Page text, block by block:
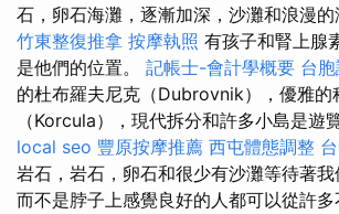
石，卵石海灘，逐漸加深，沙灘和浪漫的
竹東整復推拿 按摩執照 有孩子和腎上腺
是他們的位置。 記帳士-會計學概要 台
的杜布羅夫尼克（Dubrovnik），優雅的
（Korcula），現代拆分和許多小島是遊
local seo 豐原按摩推薦 西屯體態調整
岩石，岩石，卵石和很少有沙灘等待著
而不是脖子上感覺良好的人都可以從許